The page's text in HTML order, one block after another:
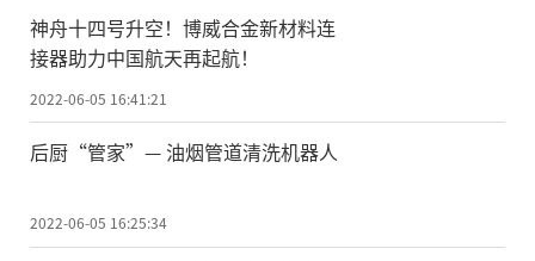
神舟十四号升空！博威合金新材料连
接器助力中国航天再起航！
2022-06-05 16:41:21
后厨“管家”— 油烟管道清洗机器人
2022-06-05 16:25:34